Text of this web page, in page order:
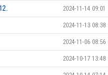
2024-11-14 09:01
2024-11-13 08:38
2024-11-06 08:56
2024-10-17 13:48